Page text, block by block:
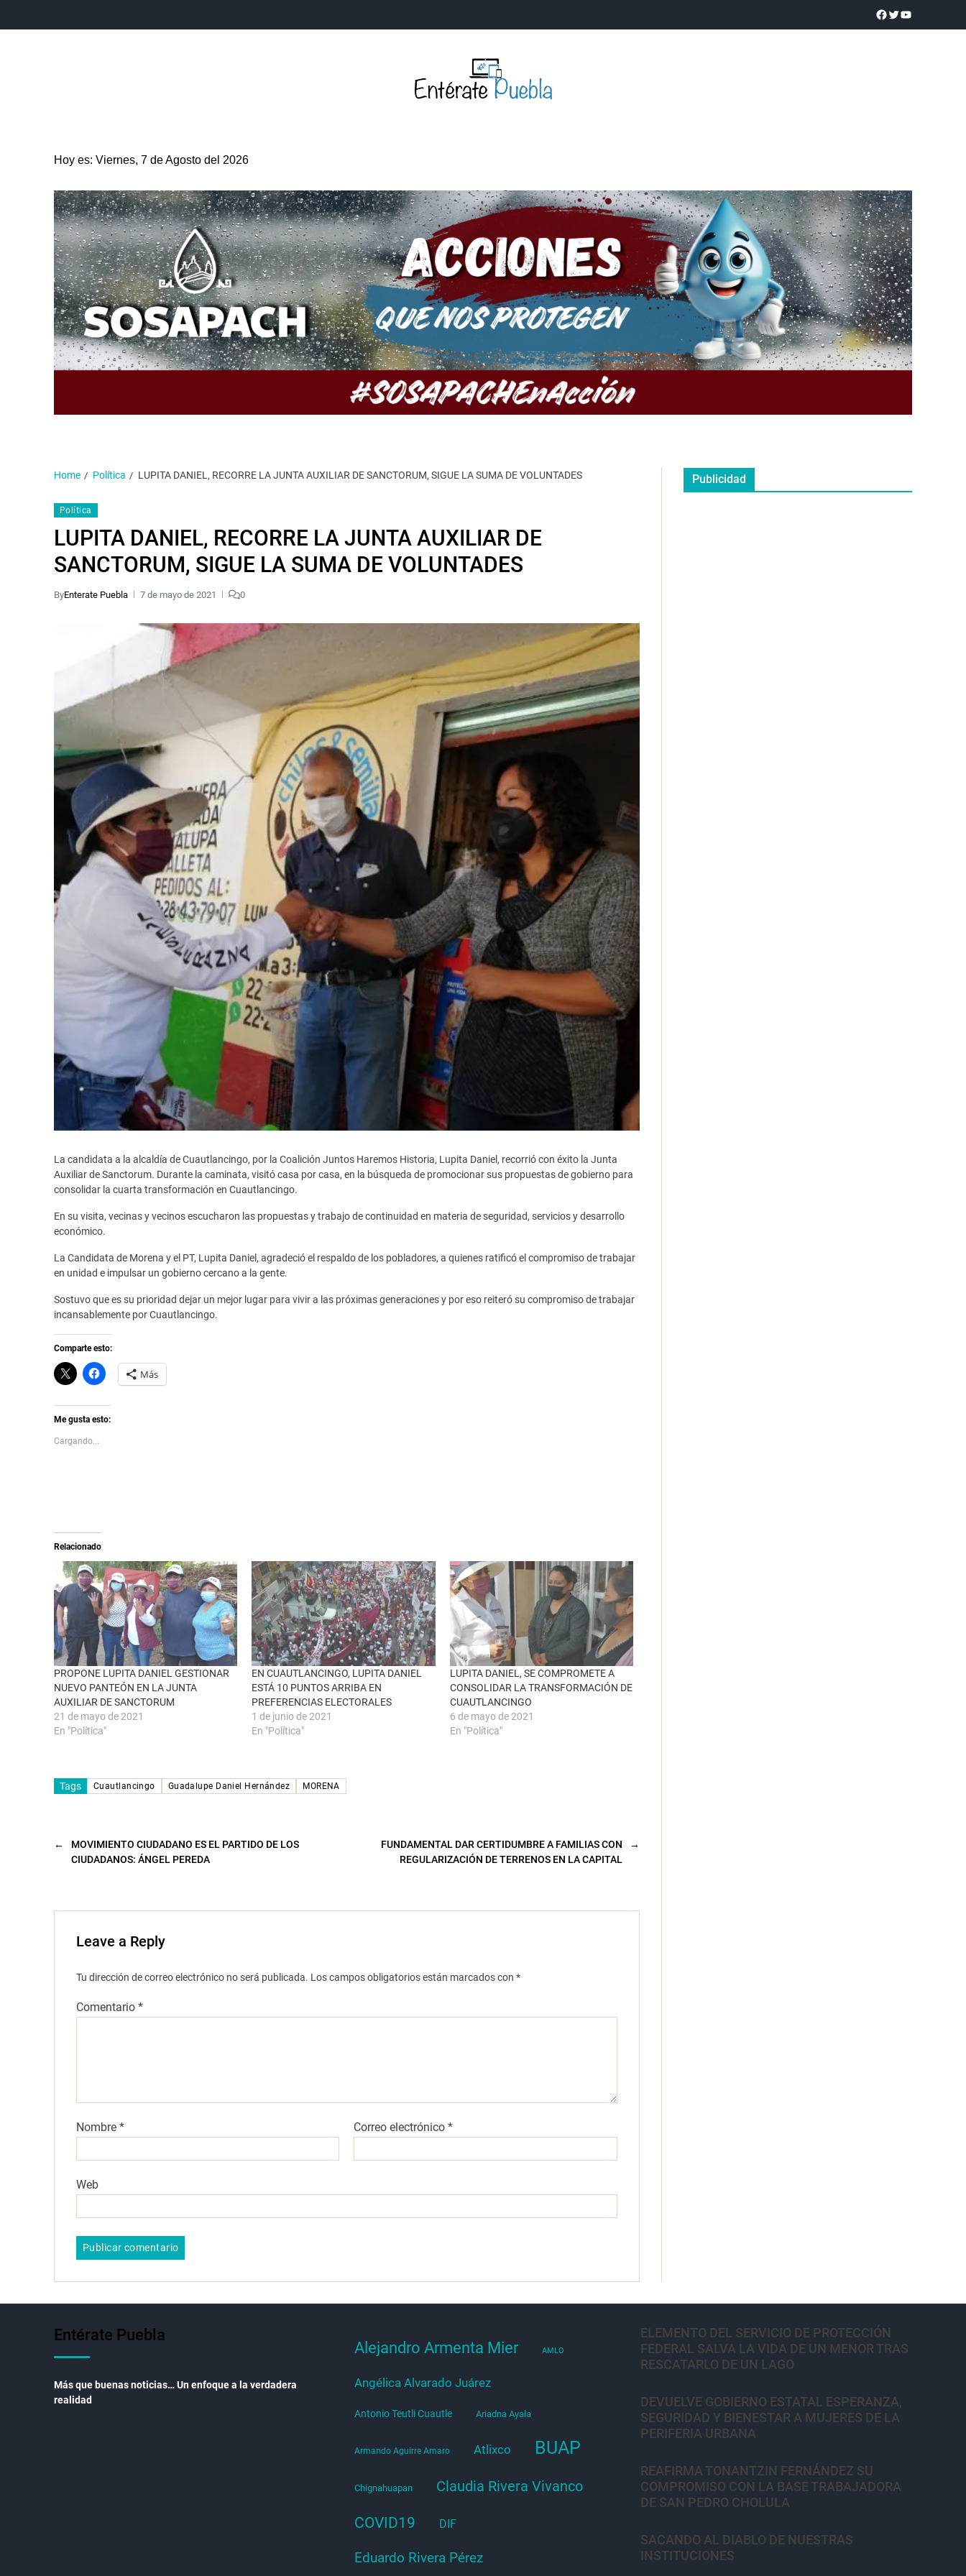
ENTRETENIMIENTO SALUD DEPORTES CIENCIA Y TECNOLOGÍA OPINIÓN SOCIEDAD ANUNCIOS
Hoy es: Viernes, 7 de Agosto del 2026
Home Política LUPITA DANIEL, RECORRE LA JUNTA AUXILIAR DE SANCTORUM, SIGUE LA SUMA DE VOLUNTADES
Política
LUPITA DANIEL, RECORRE LA JUNTA AUXILIAR DE
SANCTORUM, SIGUE LA SUMA DE VOLUNTADES
ByEnterate Puebla 7 de mayo de 2021 0
La candidata a la alcaldía de Cuautlancingo, por la Coalición Juntos Haremos Historia, Lupita Daniel, recorrió con éxito la Junta
Auxiliar de Sanctorum. Durante la caminata, visitó casa por casa, en la búsqueda de promocionar sus propuestas de gobierno para
consolidar la cuarta transformación en Cuautlancingo.
En su visita, vecinas y vecinos escucharon las propuestas y trabajo de continuidad en materia de seguridad, servicios y desarrollo
económico.
La Candidata de Morena y el PT, Lupita Daniel, agradeció el respaldo de los pobladores, a quienes ratificó el compromiso de trabajar
en unidad e impulsar un gobierno cercano a la gente.
Sostuvo que es su prioridad dejar un mejor lugar para vivir a las próximas generaciones y por eso reiteró su compromiso de trabajar
incansablemente por Cuautlancingo.
Comparte esto:
C
l
k
t
o
s
h
e
a
b
r
e
e
n
e
a
n
a
n
u
e
v
a
)
H
a
l
i
t
r
e
n
F
a
c
e
b
o
o
k
(
S
e
a
b
r
e
e
n
u
n
t
u
e
v
a
Más
Me gusta esto:
Cargando...
Relacionado
PROPONE LUPITA DANIEL GESTIONAR
NUEVO PANTEÓN EN LA JUNTA
AUXILIAR DE SANCTORUM
21 de mayo de 2021
En "Política"
EN CUAUTLANCINGO, LUPITA DANIEL
ESTÁ 10 PUNTOS ARRIBA EN
PREFERENCIAS ELECTORALES
1 de junio de 2021
En "Política"
LUPITA DANIEL, SE COMPROMETE A
CONSOLIDAR LA TRANSFORMACIÓN DE
CUAUTLANCINGO
6 de mayo de 2021
En "Política"
Tags Cuautlancingo Guadalupe Daniel Hernández MORENA
←
MOVIMIENTO CIUDADANO ES EL PARTIDO DE LOS
CIUDADANOS: ÁNGEL PEREDA
→
FUNDAMENTAL DAR CERTIDUMBRE A FAMILIAS CON
REGULARIZACIÓN DE TERRENOS EN LA CAPITAL
Leave a Reply
Tu dirección de correo electrónico no será publicada. Los campos obligatorios están marcados con *
Comentario *
Nombre * Correo electrónico*
Web
Publicidad
Entérate Puebla
Más que buenas noticias… Un enfoque a la verdadera
realidad
Alejandro Armenta Mier AMLO
Angélica Alvarado Juárez
Antonio Teutli Cuautle Ariadna Ayala
Armando Aguirre Amaro Atlixco BUAP
Chignahuapan Claudia Rivera Vivanco
COVID19 DIF
Eduardo Rivera Pérez
ELEMENTO DEL SERVICIO DE PROTECCIÓN
FEDERAL SALVA LA VIDA DE UN MENOR TRAS
RESCATARLO DE UN LAGO
DEVUELVE GOBIERNO ESTATAL ESPERANZA,
SEGURIDAD Y BIENESTAR A MUJERES DE LA
PERIFERIA URBANA
REAFIRMA TONANTZIN FERNÁNDEZ SU
COMPROMISO CON LA BASE TRABAJADORA
DE SAN PEDRO CHOLULA
SACANDO AL DIABLO DE NUESTRAS
INSTITUCIONES